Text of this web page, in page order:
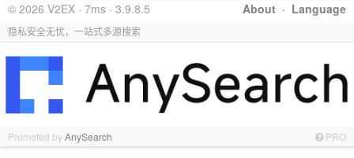
About · Language
© 2026 V2EX · 7ms · 3.9.8.5
隐私安全无忧，一站式多源搜索
Promoted byAnySearch PRO